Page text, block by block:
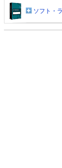
ソフト・